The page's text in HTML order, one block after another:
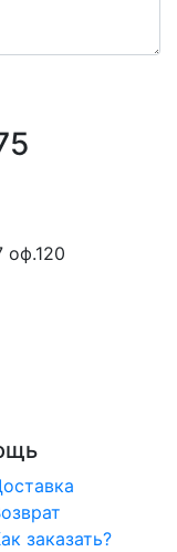
оф.120
заказать?